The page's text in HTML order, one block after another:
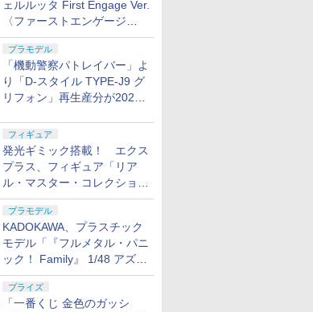
ェルルッタ First Engage Ver.
〈ファーストエンゲージ
Ver.〉」が2027年2月発売！
プラモデル
「機動警察パトレイバー」よ
り「D-スタイル TYPE-J9 グ
リフォン」再生産分が2027
フィギュア
発光ギミック搭載！ エクス
プラス、フィギュア「リア
ル・マスター・コレクション
ゼットン リニューアルVer.」
11月発売
プラモデル
KADOKAWA、プラスチック
モデル「『フルメタル・パニ
ック！ Family』 1/48 アズー
ル・レイヴン」の発売延期を
発表
プライズ
「一番くじ 金色のガッシ